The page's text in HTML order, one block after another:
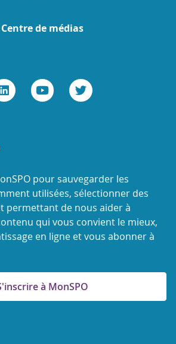
Centre de médias
pour sauvegarder les
utilisées, sélectionner des
permettant de nous aider à
qui vous convient le mieux,
en ligne et vous abonner à
à MonSPO